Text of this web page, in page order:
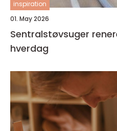
inspiration
01. May 2026
Sentralstøvsuger renere hjem og enklere
hverdag